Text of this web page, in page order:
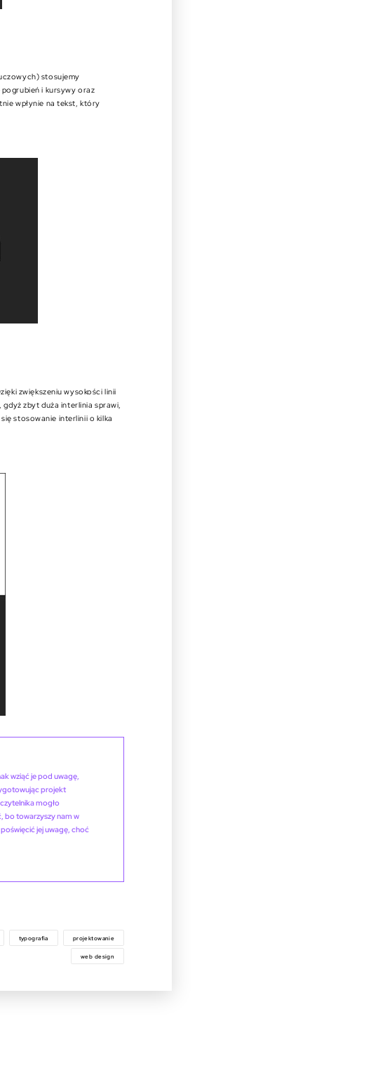
stosujemy
i kursywy oraz
wpłynie na tekst, który
zwiększeniu wysokości linii
gdyż zbyt duża interlinia sprawi,
stosowanie interlinii o kilka
wziąć je pod uwagę,
projekt
mogło
bo towarzyszy nam w
jej uwagę, choć
typografia projektowanie
web design